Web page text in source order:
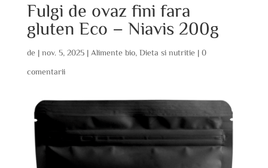
Fulgi de ovaz fini fara
gluten Eco – Niavis 200g
de | nov. 5, 2025| Alimente bio, Dieta si nutritie| 0
comentarii